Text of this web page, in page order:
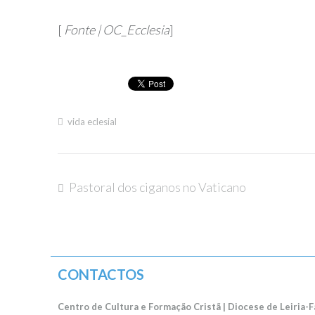
[ Fonte | OC_Ecclesia]
vida eclesial
Navegação
artigos
Pastoral dos ciganos no Vaticano
CONTACTOS
Centro de Cultura e Formação Cristã | Diocese de Leiria-